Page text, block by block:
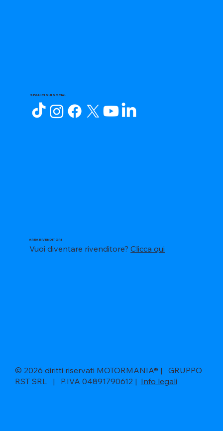
SEGUICI SUI SOCIAL
AREA RIVENDITORI
Vuoi diventare rivenditore?Clicca qui
© 2026 diritti riservati MOTORMANIA® | GRUPPO
RST SRL | P.IVA 04891790612 | Info legali